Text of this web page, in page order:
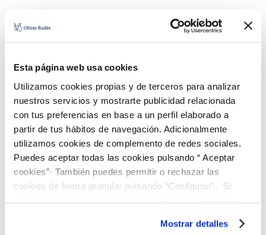
Esta página web usa cookies
Utilizamos cookies propias y de terceros para analizar
nuestros servicios y mostrarte publicidad relacionada
con tus preferencias en base a un perfil elaborado a
partir de tus hábitos de navegación. Adicionalmente
utilizamos cookies de complemento de redes sociales.
Puedes aceptar todas las cookies pulsando “ Aceptar
cookies”· También puedes permitir o rechazar las
cookies de forma granular pulsando “Configurar”. Si
pulsas “Rechazar cookies”, equivaldrá a rechazar la
son indispensables para que el sitio web funcione y que
Mostrar detalles
El Laboratorio Oliver Rodés amplia su
acreditación en la ENAC